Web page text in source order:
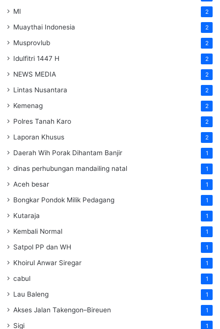
MI 2
Muaythai Indonesia 2
Musprovlub 2
Idulfitri 1447 H 2
NEWS MEDIA 2
Lintas Nusantara 2
Kemenag 2
Polres Tanah Karo 2
Laporan Khusus 2
Daerah Wih Porak Dihantam Banjir 1
dinas perhubungan mandailing natal 1
Aceh besar 1
Bongkar Pondok Milik Pedagang 1
Kutaraja 1
Kembali Normal 1
Satpol PP dan WH 1
Khoirul Anwar Siregar 1
cabul 1
Lau Baleng 1
Akses Jalan Takengon–Bireuen 1
Sigi 1